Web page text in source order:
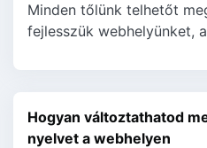
Minden tőlünk telhetőt
fejlesszük webhelyünket,
bővülhetnek vagy...
Hogyan változtathatod
nyelvet a webhelyen